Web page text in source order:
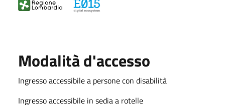
Modalità d'accesso
Ingresso accessibile a persone con disabilità
Ingresso accessibile in sedia a rotelle